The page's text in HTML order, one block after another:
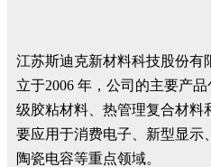
江苏斯迪克新材料科技股份有
立于2006 年，公司的主要产
级胶粘材料、热管理复合材料
要应用于消费电子、新型显示
陶瓷电容等重点领域。